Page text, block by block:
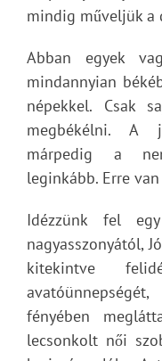
mindig műveljük a
Abban egyek
mindannyian
népekkel. Csak
megbékélni. A
márpedig a
leginkább. Erre
Idézzünk fel
nagyasszonyától,
kitekintve
fényében
lecsonkolt női